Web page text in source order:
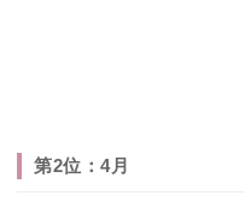
第2位：4月